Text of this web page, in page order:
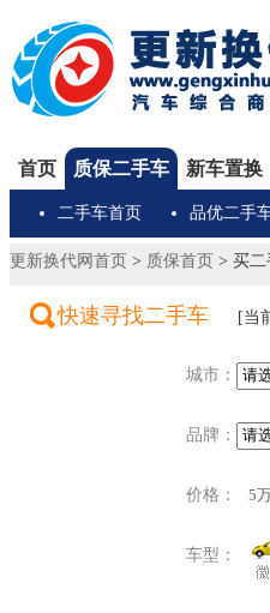
首页 质保二手车 新车置换
二手车首页 品优二手
更新换代网首页 > 质保首页 > 买二
快速寻找二手车 [当
城市：
品牌：
价格： 5
车型：